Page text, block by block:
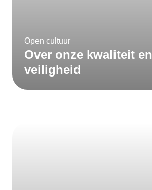
Open cultuur
Over onze kwaliteit en
veiligheid